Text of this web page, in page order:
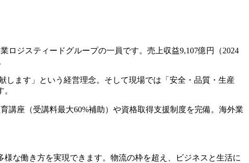
ロジスティードグループの一員です。売上収益9,107億円（2024
ます」という経営理念。そして現場では「安全・品質・生産
講座（受講料最大60%補助）や資格取得支援制度を完備。海外業
な働き方を実現できます。物流の枠を超え、ビジネスと生活に